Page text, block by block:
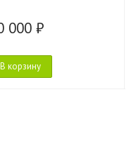
000 ₽
В корзину